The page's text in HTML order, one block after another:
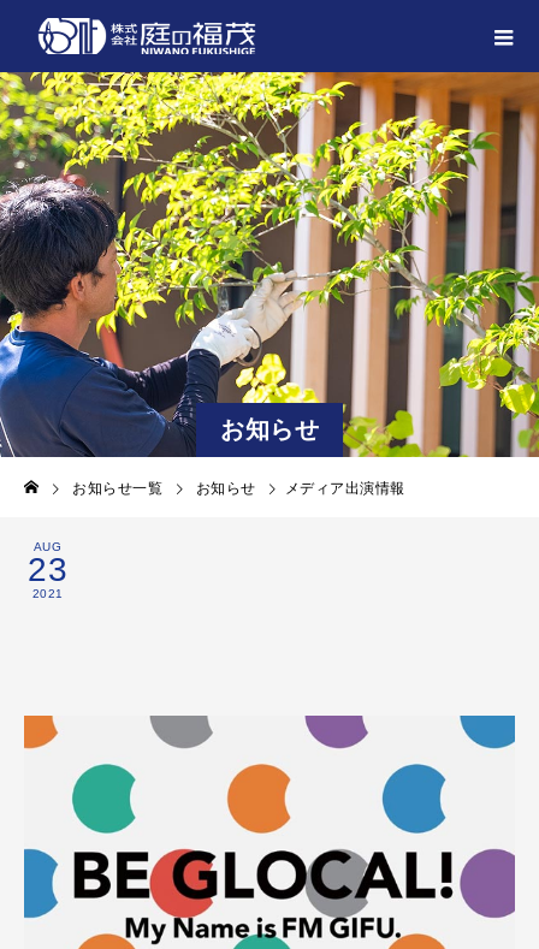
お知らせ
お知らせ一覧 お知らせ メディア出演情報
AUG
23
2021